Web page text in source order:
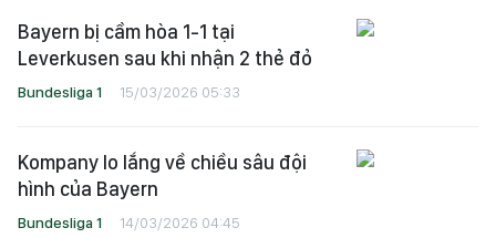
Bayern bị cầm hòa 1-1 tại
Leverkusen sau khi nhận 2 thẻ đỏ
Bundesliga 1 15/03/2026 05:33
Kompany lo lắng về chiều sâu đội
hình của Bayern
Bundesliga 1 14/03/2026 04:45